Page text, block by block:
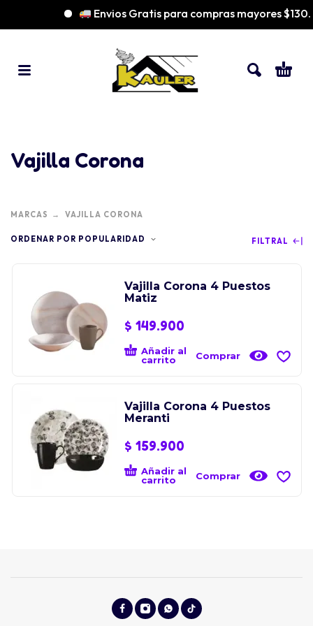
Envios Gratis para compras mayores
Vajilla Corona
MARCAS VAJILLA CORONA
ORDENAR POR POPULARIDAD FILTRAL
Vajilla Corona 4 Puestos
Matiz
$ 149.900
Añadir al
carrito
Comprar
Vajilla Corona 4 Puestos
Meranti
$ 159.900
Añadir al
carrito
Comprar